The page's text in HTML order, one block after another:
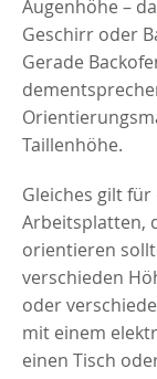
Augenhöhe –
Geschirr oder
Gerade
Taillenhöhe.
Gleiches gilt
Arbeitsplatten,
orientieren
verschieden
oder
mit einem
einen Tisch